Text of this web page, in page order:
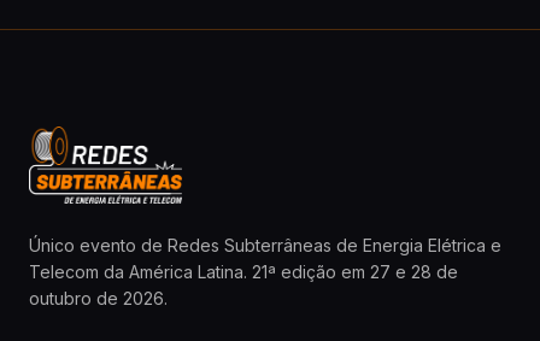
Único evento de Redes Subterrâneas de Energia Elétrica e
Telecom da América Latina. 21ª edição em 27 e 28 de
outubro de 2026.